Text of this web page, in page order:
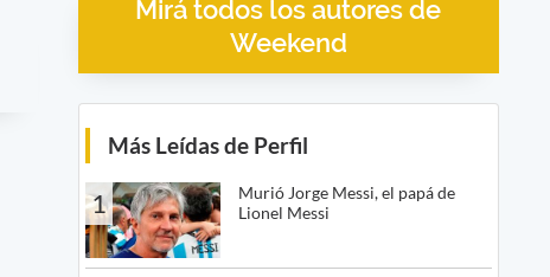
Mirá todos los autores de
Weekend
Más Leídas de Perfil
1
Murió Jorge Messi, el papá de
Lionel Messi